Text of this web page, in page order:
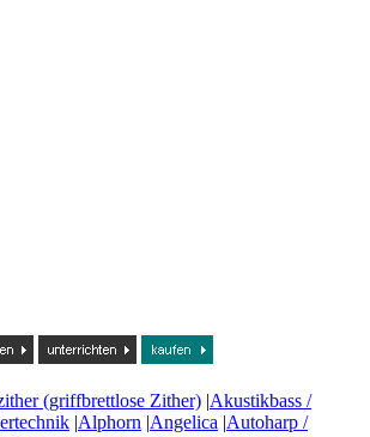
(griffbrettlose Zither) |Akustikbass /
|Alphorn |Angelica |Autoharp /